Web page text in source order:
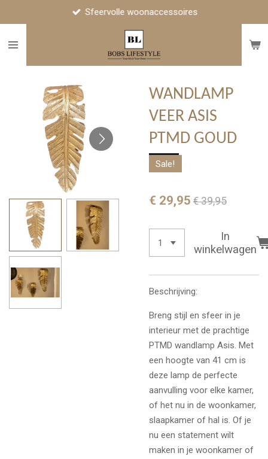
naar
Sfeervolle woonaccessoires
WANDLAMP
VEER ASIS
PTMD GOUD
Sale!
€ 29,95 € 39,95
In
winkelwagen
Beschrijving:
Breng stijl en sfeer in je
interieur met de prachtige
PTMD wandlamp Asis. Met
een hoogte van 41 cm is
deze lamp de perfecte
aanvulling voor elke kamer,
of het nu in de woonkamer,
slaapkamer of hal is. Of je
nu een statement wilt
maken in je woonkamer of